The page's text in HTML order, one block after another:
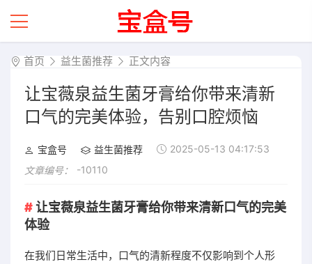
首页 益生菌推荐 正文内容
让宝薇泉益生菌牙膏给你带来清新
口气的完美体验，告别口腔烦恼
宝盒号 益生菌推荐
2025-05-13 04:17:53
文章编号：
-10110
让宝薇泉益生菌牙膏给你带来清新口气的完美
体验
在我们日常生活中，口气的清新程度不仅影响到个人形